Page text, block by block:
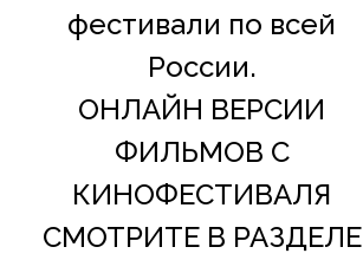
фестивали по всей
России.
ОНЛАЙН ВЕРСИИ
ФИЛЬМОВ С
КИНОФЕСТИВАЛЯ
СМОТРИТЕ В РАЗДЕЛЕ